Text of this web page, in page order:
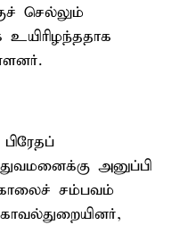
செல்லும்
உயிரிழந்ததாக
அனுப்பி
சம்பவம்
காவல்துறையினர்,